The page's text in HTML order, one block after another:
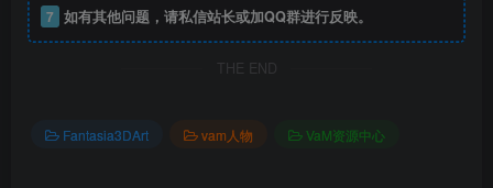
7 如有其他问题，请私信站长或加QQ群进行反映。
THE END
Fantasia3DArt vam人物 VaM资源中心